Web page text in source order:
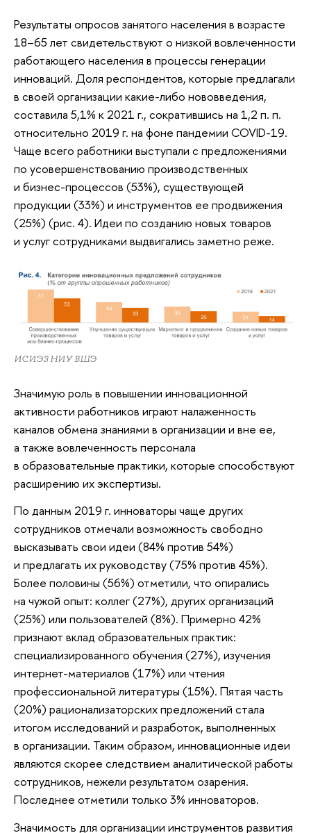
Результаты опросов занятого населения в возрасте
18–65 лет свидетельствуют о низкой вовлеченности
работающего населения в процессы генерации
инноваций. Доля респондентов, которые предлагали
в своей организации какие-либо нововведения,
составила 5,1% к 2021 г., сократившись на 1,2 п. п.
относительно 2019 г. на фоне пандемии COVID-19.
Чаще всего работники выступали с предложениями
по усовершенствованию производственных
и бизнес-процессов (53%), существующей
продукции (33%) и инструментов ее продвижения
(25%) (рис. 4). Идеи по созданию новых товаров
и услуг сотрудниками выдвигались заметно реже.
ИСИЭЗ НИУ ВШЭ
Значимую роль в повышении инновационной
активности работников играют налаженность
каналов обмена знаниями в организации и вне ее,
а также вовлеченность персонала
в образовательные практики, которые способствуют
расширению их экспертизы.
По данным 2019 г. инноваторы чаще других
сотрудников отмечали возможность свободно
высказывать свои идеи (84% против 54%)
и предлагать их руководству (75% против 45%).
Более половины (56%) отметили, что опирались
на чужой опыт: коллег (27%), других организаций
(25%) или пользователей (8%). Примерно 42%
признают вклад образовательных практик:
специализированного обучения (27%), изучения
интернет-материалов (17%) или чтения
профессиональной литературы (15%). Пятая часть
(20%) рационализаторских предложений стала
итогом исследований и разработок, выполненных
в организации. Таким образом, инновационные идеи
являются скорее следствием аналитической работы
сотрудников, нежели результатом озарения.
Последнее отметили только 3% инноваторов.
Значимость для организации инструментов развития